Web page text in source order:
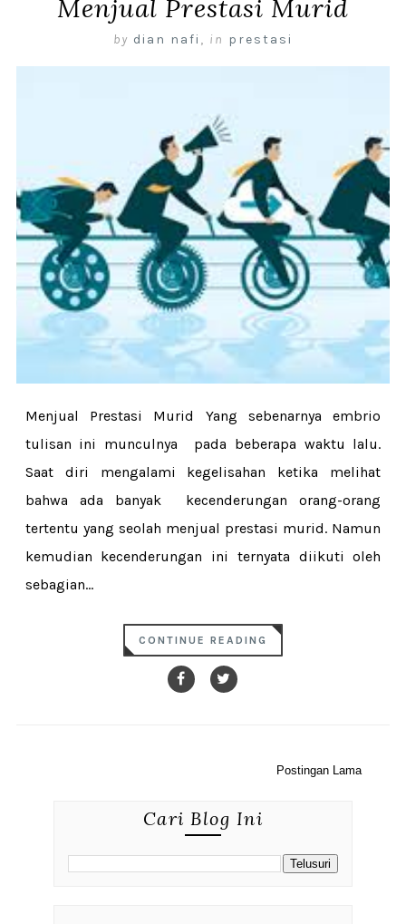
Menjual Prestasi Murid
by dian nafi , in prestasi
Menjual Prestasi Murid Yang sebenarnya embrio
tulisan ini munculnya pada beberapa waktu lalu.
Saat diri mengalami kegelisahan ketika melihat
bahwa ada banyak kecenderungan orang-orang
tertentu yang seolah menjual prestasi murid. Namun
kemudian kecenderungan ini ternyata diikuti oleh
sebagian...
CONTINUE READING
Postingan Lama
Cari Blog Ini